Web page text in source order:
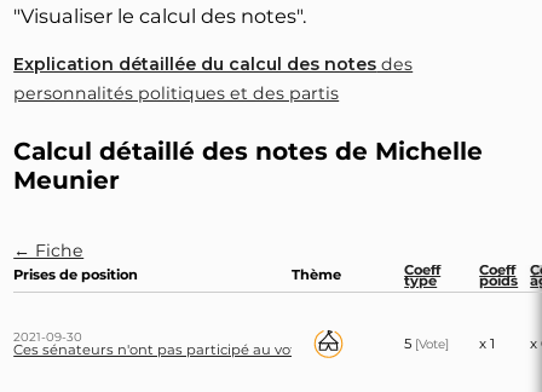
"Visualiser le calcul des notes".
Explication détaillée du calcul des notes des
personnalités politiques et des partis
Calcul détaillé des notes de Michelle
Meunier
← Fiche
Prises de position Thème Coeff
type
Coeff
poids
2021-09-30
Ces sénateurs n'ont pas participé au vote sur l'abolition des corridas et
5 [Vote] x 1 x